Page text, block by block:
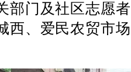
部门及社区志愿
西、爱民农贸市